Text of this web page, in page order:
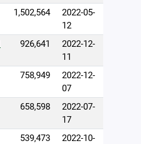
1,502,564
2022-05-
12
926,641
2022-12-
11
758,949
2022-12-
07
658,598
2022-07-
17
539,473
2022-10-